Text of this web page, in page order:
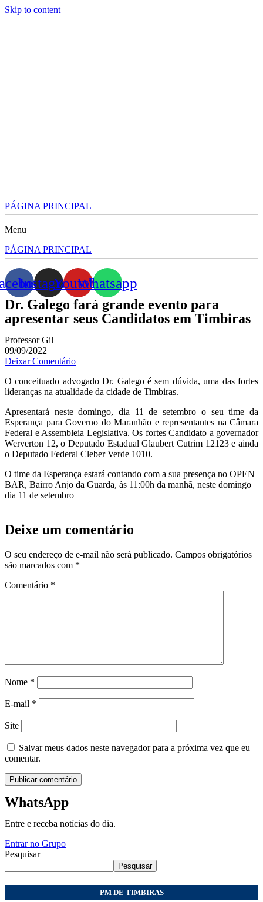
Skip to content
PÁGINA PRINCIPAL
Menu
PÁGINA PRINCIPAL
InstagramYoutubeWhatsapp
Dr. Galego fará grande evento para
apresentar seus Candidatos em Timbiras
Professor Gil
09/09/2022
Deixar Comentário
O conceituado advogado Dr. Galego é sem dúvida, uma das fortes
lideranças na atualidade da cidade de Timbiras.
Apresentará neste domingo, dia 11 de setembro o seu time da
Esperança para Governo do Maranhão e representantes na Câmara
Federal e Assembleia Legislativa. Os fortes Candidato a governador
Werverton 12, o Deputado Estadual Glaubert Cutrim 12123 e ainda
o Deputado Federal Cleber Verde 1010.
O time da Esperança estará contando com a sua presença no OPEN
BAR, Bairro Anjo da Guarda, às 11:00h da manhã, neste domingo
dia 11 de setembro
Deixe um comentário
O seu endereço de e-mail não será publicado. Campos obrigatórios
são marcados com *
Comentário *
Nome *
E-mail *
Site
Salvar meus dados neste navegador para a próxima vez que eu
comentar.
WhatsApp
Entre e receba notícias do dia.
Entrar no Grupo
Pesquisar
Pesquisar
PM DE TIMBIRAS